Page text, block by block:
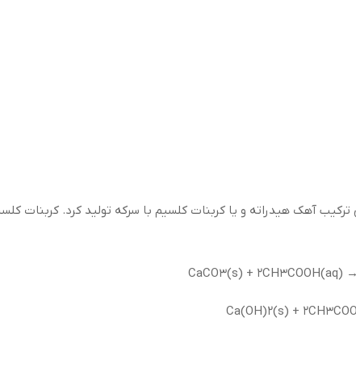
ترکیب آهک هیدراته و یا کربنات کلسیم با سرکه تولید کرد.